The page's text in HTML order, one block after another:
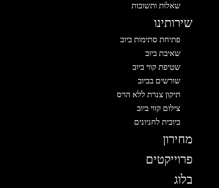
שאלות ותשובות
שירותינו
פתיחת סתימות ביוב
שאיבת ביוב
שטיפת קווי ביוב
שורשים בביוב
תיקון צנרת ללא הרס
צילום קווי ביוב
ביובית לחניונים
מחירון
פרוייקטים
בלוג